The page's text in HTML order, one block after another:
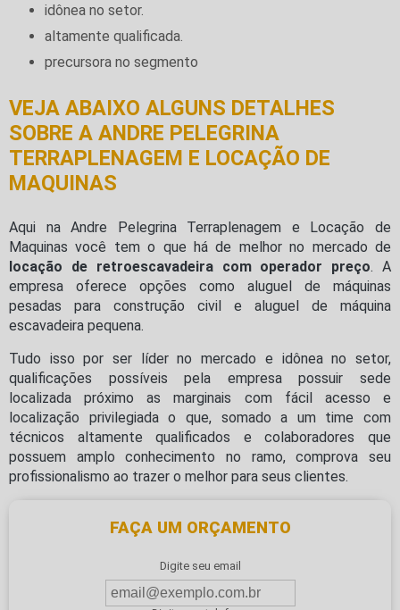
idônea no setor.
altamente qualificada.
precursora no segmento
VEJA ABAIXO ALGUNS DETALHES
SOBRE A ANDRE PELEGRINA
TERRAPLENAGEM E LOCAÇÃO DE
MAQUINAS
Aqui na Andre Pelegrina Terraplenagem e Locação de
Maquinas você tem o que há de melhor no mercado de
locação de retroescavadeira com operador preço. A
empresa oferece opções como aluguel de máquinas
pesadas para construção civil e aluguel de máquina
escavadeira pequena.
Tudo isso por ser líder no mercado e idônea no setor,
qualificações possíveis pela empresa possuir sede
localizada próximo as marginais com fácil acesso e
localização privilegiada o que, somado a um time com
técnicos altamente qualificados e colaboradores que
possuem amplo conhecimento no ramo, comprova seu
profissionalismo ao trazer o melhor para seus clientes.
FAÇA UM ORÇAMENTO
Digite seu email